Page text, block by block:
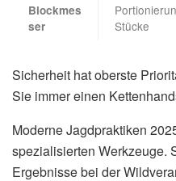
Blockmes
ser
Stücke
Sicherheit hat oberste
Sie immer einen
Moderne Jagdpraktiken
spezialisierten Werkzeuge.
Ergebnisse bei der